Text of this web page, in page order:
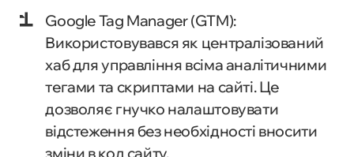
Google Tag Manager (GTM):
Використовувався як централізований
хаб для управління всіма аналітичними
тегами та скриптами на сайті. Це
дозволяє гнучко налаштовувати
відстеження без необхідності вносити